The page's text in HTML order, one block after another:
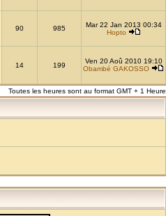
90 985
Mar 22 Jan 2013 00:34
Hopto
14 199
Ven 20 Aoû 2010 19:10
Obambé GAKOSSO
Toutes les heures sont au format GMT + 1 Heure